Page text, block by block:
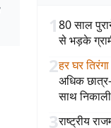
180 साल
से भड़के
2हर घर
अधिक
साथ
3राष्ट्रीय